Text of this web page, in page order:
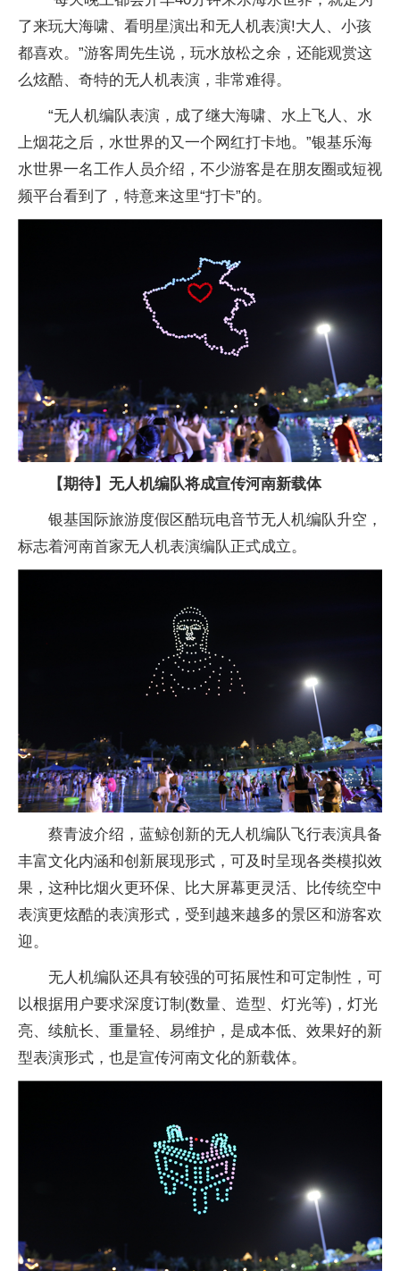
了来玩大海啸、看明星演出和无人机表演!大人、小孩
都喜欢。”游客周先生说，玩水放松之余，还能观赏这
么炫酷、奇特的无人机表演，非常难得。
“无人机编队表演，成了继大海啸、水上飞人、水
上烟花之后，水世界的又一个网红打卡地。”银基乐海
水世界一名工作人员介绍，不少游客是在朋友圈或短视
频平台看到了，特意来这里“打卡”的。
【期待】无人机编队将成宣传河南新载体
银基国际旅游度假区酷玩电音节无人机编队升空，
标志着河南首家无人机表演编队正式成立。
蔡青波介绍，蓝鲸创新的无人机编队飞行表演具备
丰富文化内涵和创新展现形式，可及时呈现各类模拟效
果，这种比烟火更环保、比大屏幕更灵活、比传统空中
表演更炫酷的表演形式，受到越来越多的景区和游客欢
迎。
无人机编队还具有较强的可拓展性和可定制性，可
以根据用户要求深度订制(数量、造型、灯光等)，灯光
亮、续航长、重量轻、易维护，是成本低、效果好的新
型表演形式，也是宣传河南文化的新载体。